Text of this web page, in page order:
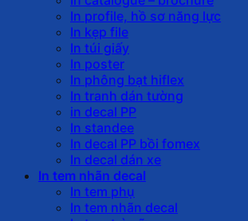
In profile, hồ sơ năng lực
In kẹp file
In túi giấy
In poster
In phông bạt hiflex
In tranh dán tường
in decal PP
In standee
In decal PP bồi fomex
In decal dán xe
In tem nhãn decal
In tem phụ
In tem nhãn decal